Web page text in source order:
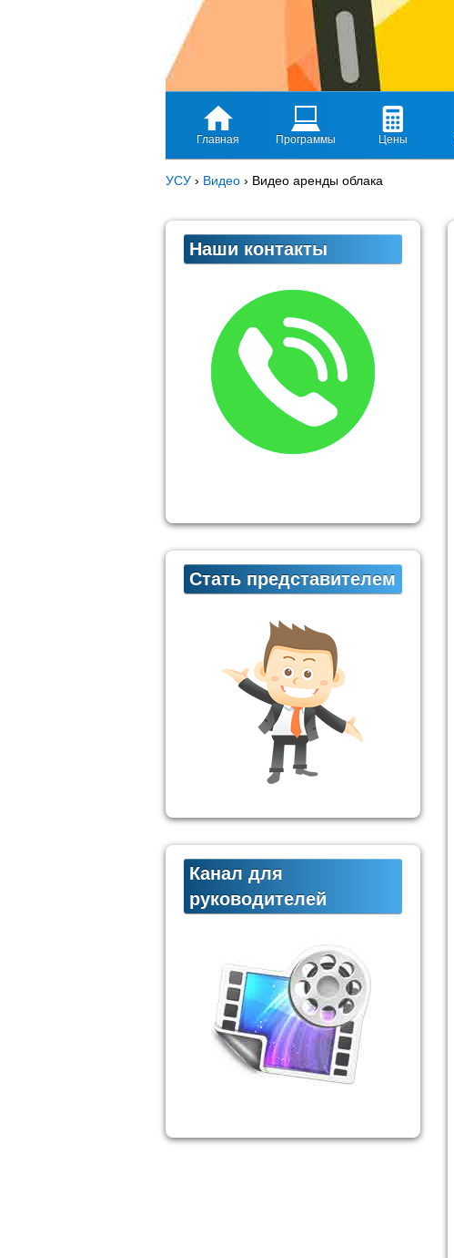
Главная Программы Цены
УСУ › Видео › Видео аренды облака
Наши контакты
Стать представителем
Канал для
руководителей